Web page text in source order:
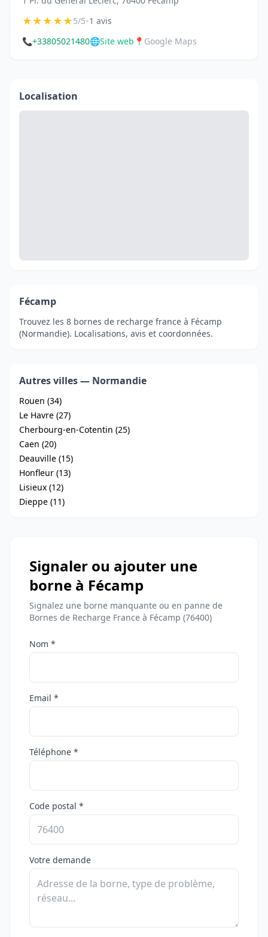
★★★★★5/5•1 avis
📞+33805021480🌐Site web 📍 Google Maps
Localisation
Fécamp
Trouvez les 8 bornes de recharge france à Fécamp
(Normandie). Localisations, avis et coordonnées.
Autres villes — Normandie
Rouen (34)
Le Havre (27)
Cherbourg-en-Cotentin (25)
Caen (20)
Deauville (15)
Honfleur (13)
Lisieux (12)
Dieppe (11)
Signaler ou ajouter une
borne à Fécamp
Signalez une borne manquante ou en panne de
Bornes de Recharge France à Fécamp (76400)
Nom *
Email *
Téléphone *
Code postal *
Votre demande